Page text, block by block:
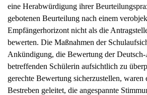
eine Herabwürdigung ihrer
gebotenen Beurteilung nach einem
Empfängerhorizont nicht als die
bewerten. Die Maßnahmen der
Ankündigung, die Bewertung der
betreffenden Schülerin aufsichtlich zu
gerechte Bewertung sicherzustellen,
Bestreben geleitet, die angespannte